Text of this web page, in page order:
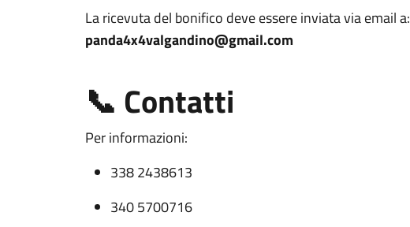
La ricevuta del bonifico deve essere inviata via email a:
panda4x4valgandino@gmail.com
📞 Contatti
Per informazioni:
338 2438613
340 5700716